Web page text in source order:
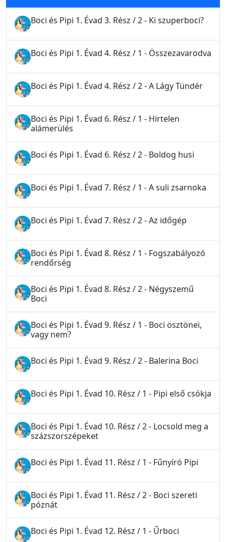
Boci és Pipi 1. Évad 3. Rész / 2 - Ki szuperboci?
Boci és Pipi 1. Évad 4. Rész / 1 - Összezavarodva
Boci és Pipi 1. Évad 4. Rész / 2 - A Lágy Tündér
Boci és Pipi 1. Évad 6. Rész / 1 - Hirtelen
alámerülés
Boci és Pipi 1. Évad 6. Rész / 2 - Boldog husi
Boci és Pipi 1. Évad 7. Rész / 1 - A suli zsarnoka
Boci és Pipi 1. Évad 7. Rész / 2 - Az időgép
Boci és Pipi 1. Évad 8. Rész / 1 - Fogszabályozó
rendőrség
Boci és Pipi 1. Évad 8. Rész / 2 - Négyszemű
Boci
Boci és Pipi 1. Évad 9. Rész / 1 - Boci ösztönei,
vagy nem?
Boci és Pipi 1. Évad 9. Rész / 2 - Balerina Boci
Boci és Pipi 1. Évad 10. Rész / 1 - Pipi első csókja
Boci és Pipi 1. Évad 10. Rész / 2 - Locsold meg a
százszorszépeket
Boci és Pipi 1. Évad 11. Rész / 1 - Fűnyíró Pipi
Boci és Pipi 1. Évad 11. Rész / 2 - Boci szereti
póznát
Boci és Pipi 1. Évad 12. Rész / 1 - Űrboci